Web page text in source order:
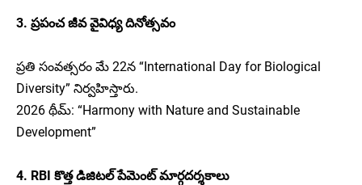
3. ప్రపంచ జీవ వైవిధ్య దినోత్సవం
ప్రతి సంవత్సరం మే 22న “International Day for Biological
Diversity” నిర్వహిస్తారు.
2026 థీమ్: “Harmony with Nature and Sustainable
Development”
4. RBI కొత్త డిజిటల్ పేమెంట్ మార్గదర్శకాలు